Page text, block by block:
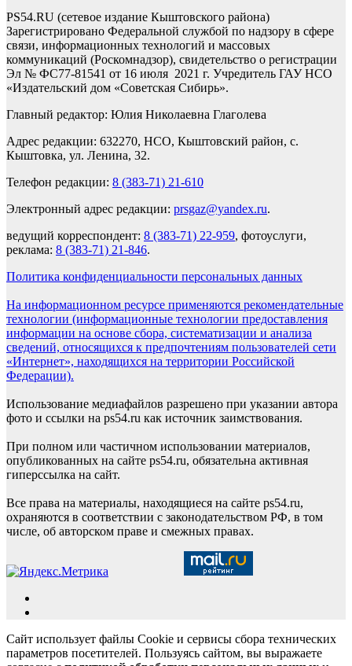
PS54.RU (сетевое издание Кыштовского района)
Зарегистрировано Федеральной службой по надзору в сфере
связи, информационных технологий и массовых
коммуникаций (Роскомнадзор), свидетельство о регистрации
Эл № ФС77-81541 от 16 июля 2021 г. Учредитель ГАУ НСО
«Издательский дом «Советская Сибирь».
Главный редактор: Юлия Николаевна Глаголева
Адрес редакции: 632270, НСО, Кыштовский район, с.
Кыштовка, ул. Ленина, 32.
Телефон редакции: 8 (383-71) 21-610
Электронный адрес редакции: prsgaz@yandex.ru.
ведущий корреспондент: 8 (383-71) 22-959, фотоуслуги,
реклама: 8 (383-71) 21-846.
Политика конфиденциальности персональных данных
На информационном ресурсе применяются рекомендательные
технологии (информационные технологии предоставления
информации на основе сбора, систематизации и анализа
сведений, относящихся к предпочтениям пользователей сети
«Интернет», находящихся на территории Российской
Федерации).
Использование медиафайлов разрешено при указании автора
фото и ссылки на ps54.ru как источник заимствования.
При полном или частичном использовании материалов,
опубликованных на сайте ps54.ru, обязательна активная
гиперссылка на сайт.
Все права на материалы, находящиеся на сайте ps54.ru,
охраняются в соответствии с законодательством РФ, в том
числе, об авторском праве и смежных правах.
Сайт использует файлы Cookie и сервисы сбора технических
параметров посетителей. Пользуясь сайтом, вы выражаете